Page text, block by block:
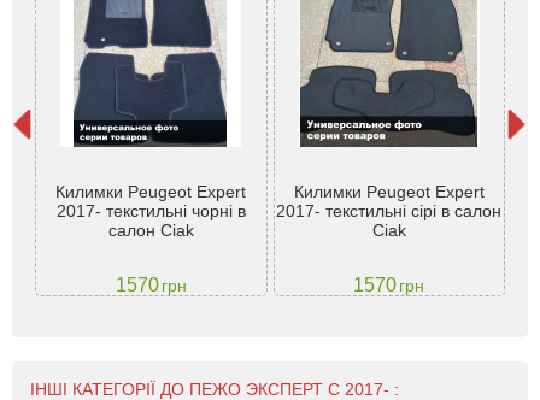
Килимки Peugeot Expert
2017- текстильні чорні в
салон Ciak
1570 грн
Килимки Peugeot Expert
2017- текстильні сірі в салон
Ciak
1570грн
ІНШІ КАТЕГОРІЇ ДО ПЕЖО ЭКСПЕРТ С 2017- :